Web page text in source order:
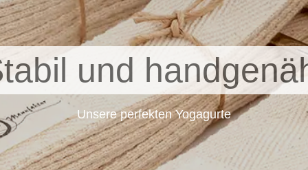
und
Unsere perfekten Yogagurte